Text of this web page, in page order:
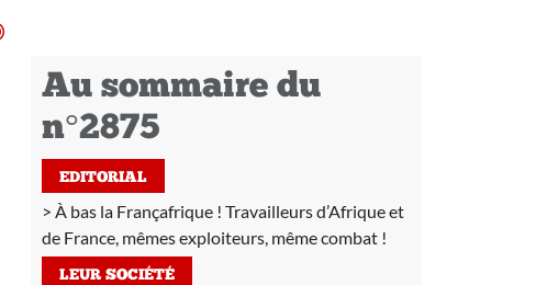
Au sommaire du
n°2875
EDITORIAL
À bas la Françafrique ! Travailleurs d’Afrique et
de France, mêmes exploiteurs, même combat !
LEUR SOCIÉTÉ